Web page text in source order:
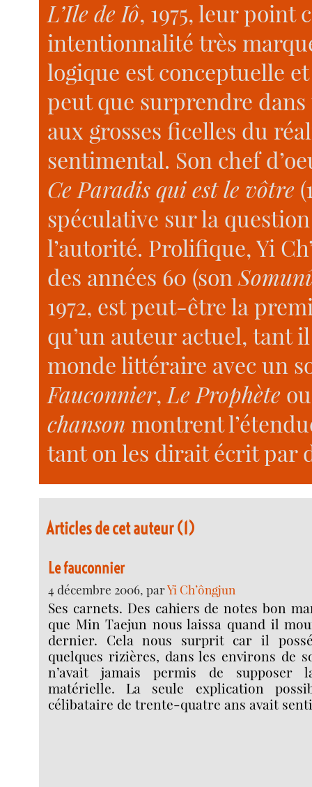
L’Ile de Iô, 1975, leur point
intentionnalité très
logique est conceptuelle
peut que surprendre
aux grosses ficelles du
sentimental. Son chef
Ce Paradis qui est le vôtre
spéculative sur la
l’autorité. Prolifique, Yi
des années 60 (son
1972, est peut-être la
qu’un auteur actuel, tant
monde littéraire avec un
Fauconnier, Le Prophète
chanson montrent
tant on les dirait écrit par
Articles de cet auteur (1)
Le fauconnier
4 décembre 2006, parYi Ch’ôngjun
Ses carnets. Des cahiers de notes bon
que Min Taejun nous laissa quand il
dernier. Cela nous surprit car il
quelques rizières, dans les environs de
n’avait jamais permis de supposer
matérielle. La seule explication
célibataire de trente-quatre ans avait